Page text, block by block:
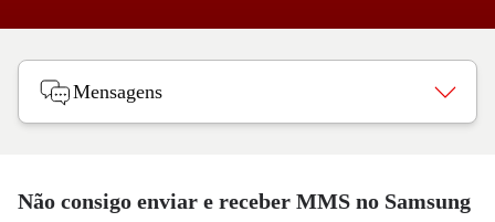
Mensagens
Não consigo enviar e receber MMS no Samsung